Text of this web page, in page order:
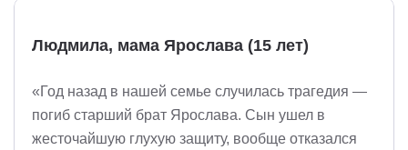
Людмила, мама Ярослава (15 лет)
«Год назад в нашей семье случилась трагедия —
погиб старший брат Ярослава. Сын ушел в
жесточайшую глухую защиту, вообще отказался